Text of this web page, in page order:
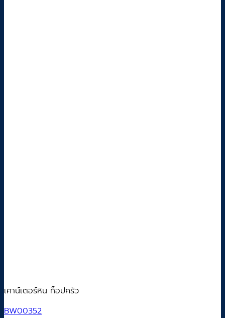
เคาน์เตอร์หิน ท็อปครัว
BW00352